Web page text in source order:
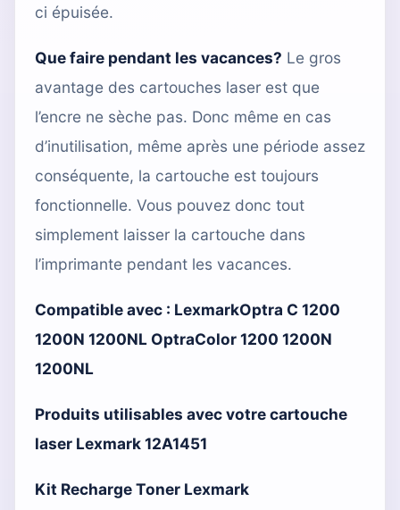
ci épuisée.
Que faire pendant les vacances? Le gros
avantage des cartouches laser est que
l’encre ne sèche pas. Donc même en cas
d’inutilisation, même après une période assez
conséquente, la cartouche est toujours
fonctionnelle. Vous pouvez donc tout
simplement laisser la cartouche dans
l’imprimante pendant les vacances.
Compatible avec : LexmarkOptra C 1200
1200N 1200NL OptraColor 1200 1200N
1200NL
Produits utilisables avec votre cartouche
laser Lexmark 12A1451
Kit Recharge Toner Lexmark